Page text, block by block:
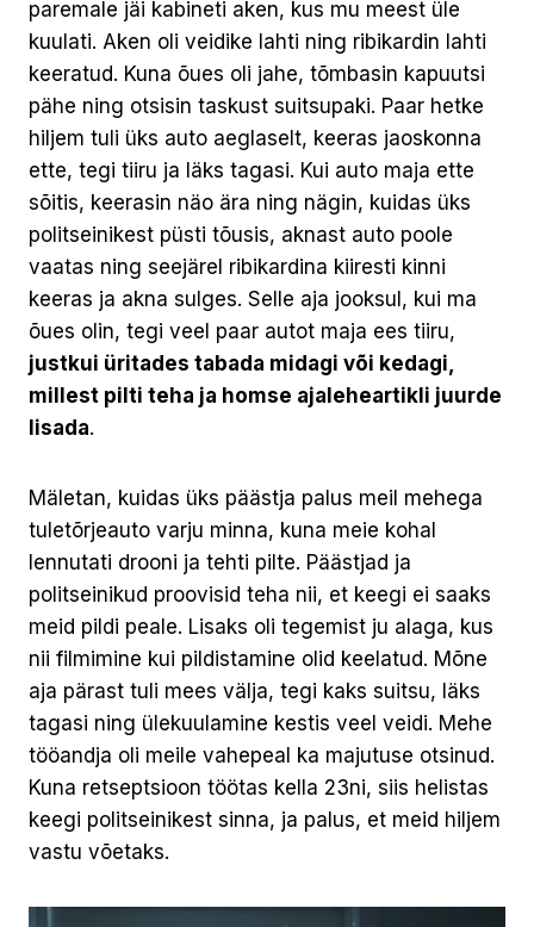
paremale jäi kabineti aken, kus mu meest üle
kuulati. Aken oli veidike lahti ning ribikardin lahti
keeratud. Kuna õues oli jahe, tõmbasin kapuutsi
pähe ning otsisin taskust suitsupaki. Paar hetke
hiljem tuli üks auto aeglaselt, keeras jaoskonna
ette, tegi tiiru ja läks tagasi. Kui auto maja ette
sõitis, keerasin näo ära ning nägin, kuidas üks
politseinikest püsti tõusis, aknast auto poole
vaatas ning seejärel ribikardina kiiresti kinni
keeras ja akna sulges. Selle aja jooksul, kui ma
õues olin, tegi veel paar autot maja ees tiiru,
justkui üritades tabada midagi või kedagi,
millest pilti teha ja homse ajaleheartikli juurde
lisada.
Mäletan, kuidas üks päästja palus meil mehega
tuletõrjeauto varju minna, kuna meie kohal
lennutati drooni ja tehti pilte. Päästjad ja
politseinikud proovisid teha nii, et keegi ei saaks
meid pildi peale. Lisaks oli tegemist ju alaga, kus
nii filmimine kui pildistamine olid keelatud. Mõne
aja pärast tuli mees välja, tegi kaks suitsu, läks
tagasi ning ülekuulamine kestis veel veidi. Mehe
tööandja oli meile vahepeal ka majutuse otsinud.
Kuna retseptsioon töötas kella 23ni, siis helistas
keegi politseinikest sinna, ja palus, et meid hiljem
vastu võetaks.